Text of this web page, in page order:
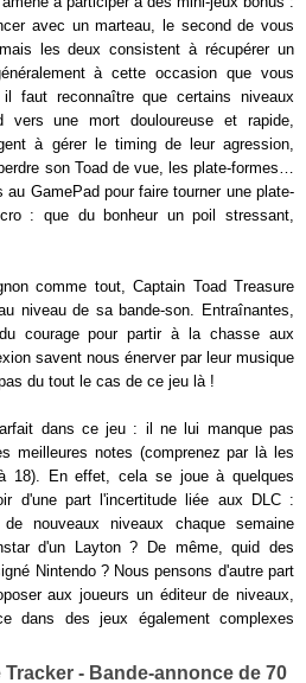
avec un marteau, le second de vous
les deux consistent à récupérer un
à cette occasion que vous
faut reconnaître que certains niveaux
vers une mort douloureuse et rapide,
à gérer le timing de leur agression,
son Toad de vue, les plate-formes…
GamePad pour faire tourner une plate-
: que du bonheur un poil stressant,
comme tout, Captain Toad Treasure
niveau de sa bande-son. Entraînantes,
courage pour partir à la chasse aux
savent nous énerver par leur musique
du tout le cas de ce jeu là !
dans ce jeu : il ne lui manque pas
meilleures notes (comprenez par là les
18). En effet, cela se joue à quelques
d'une part l'incertitude liée aux DLC :
nouveaux niveaux chaque semaine
d'un Layton ? De même, quid des
Nintendo ? Nous pensons d'autre part
aux joueurs un éditeur de niveaux,
dans des jeux également complexes
- Bande-annonce de 70